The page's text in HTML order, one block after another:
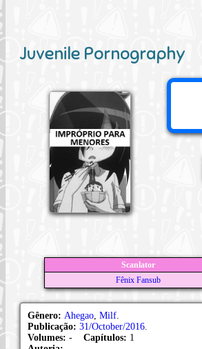
Juvenile Pornography
Scanlator
Fênix Fansub
Gênero: Ahegao Milf
Publicação: 31/October/2016
Volumes: - Capítulos: 1